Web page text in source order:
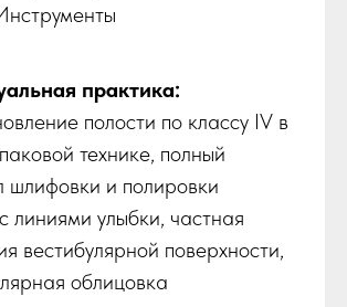
практика:
полости по классу IV в
технике, полный
шлифовки и полировки
линиями улыбки, частная
вестибулярной поверхности,
облицовка